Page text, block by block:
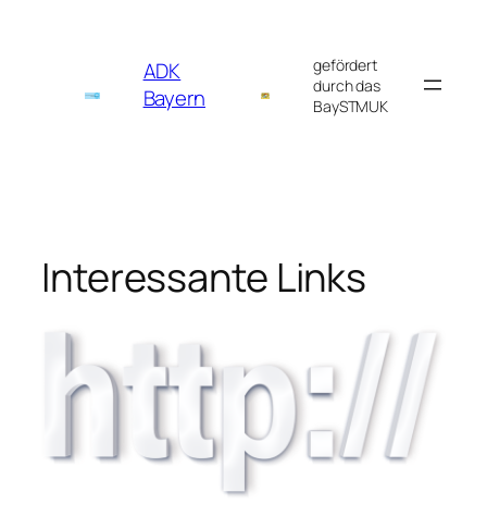
ADK
Bayern
gefördert
durch das
BaySTMUK
Interessante Links